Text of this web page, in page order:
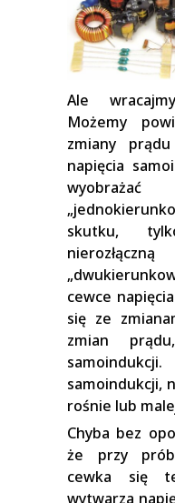
Ale
Możemy
zmiany
napięcia
skutku,
cewce
się ze
zmian
samoindukcji,
rośnie lub
Chyba bez
że przy
cewka się
wytwarza